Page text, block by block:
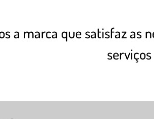
a marca que satisfaz as